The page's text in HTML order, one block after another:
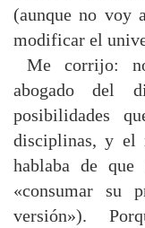
(aunque no voy
modificar el
Me corrijo:
abogado del
posibilidades
disciplinas, y el
hablaba de
«consumar su
versión»).